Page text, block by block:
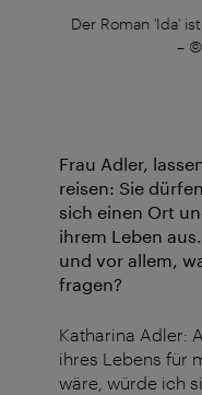
Der Roman 'Ida'
– ©
Frau Adler,
reisen: Sie
sich einen Ort
ihrem Leben
und vor allem,
fragen?
Katharina Adler:
ihres Lebens für
wäre, würde ich